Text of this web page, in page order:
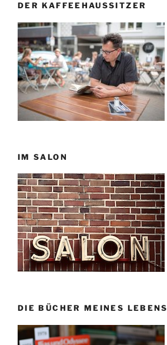
DER KAFFEEHAUSSITZER
IM SALON
DIE BÜCHER MEINES LEBENS